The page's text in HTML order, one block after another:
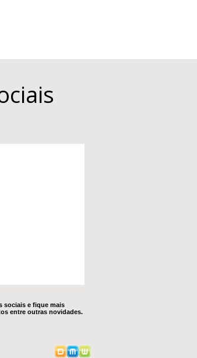
sociais e fique mais
entre outras novidades.